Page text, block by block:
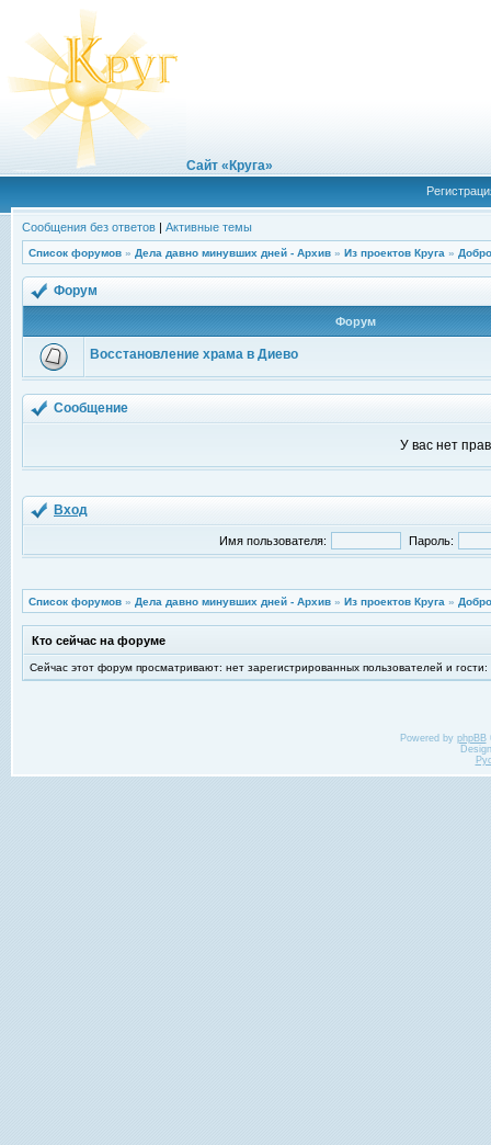
Сайт «Круга»
Сообщения без ответов | Активные темы
Список форумов » Дела давно минувших дней - Архив » Из проектов Круга »
Форум
Форум
Восстановление храма в Диево
Сообщение
У вас нет
Вход
Имя пользователя: Пароль:
Список форумов » Дела давно минувших дней - Архив » Из проектов Круга »
Кто сейчас на форуме
Сейчас этот форум просматривают: нет зарегистрированных пользователей и гости:
Powered by phpBB